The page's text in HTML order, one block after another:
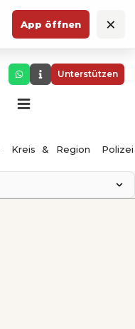
App öffnen ×
Unterstützen
Kreis & Region Polizei